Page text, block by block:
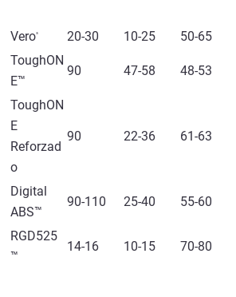
Vero® 20-30 10-25 50-65
ToughON
E™
90 47-58 48-53
ToughON
E
Reforzad
o
90 22-36 61-63
Digital
ABS™
90-110 25-40 55-60
RGD525
™
14-16 10-15 70-80